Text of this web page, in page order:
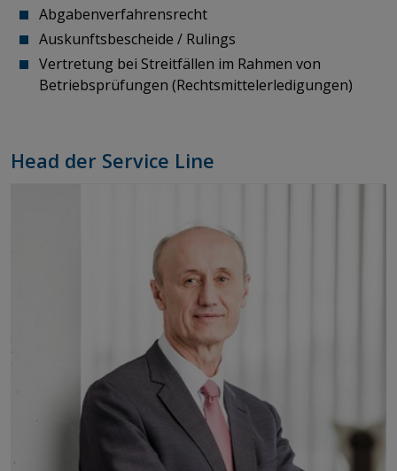
Abgabenverfahrensrecht
Auskunftsbescheide / Rulings
Vertretung bei Streitfällen im Rahmen von
Betriebsprüfungen (Rechtsmittelerledigungen)
Head der Service Line